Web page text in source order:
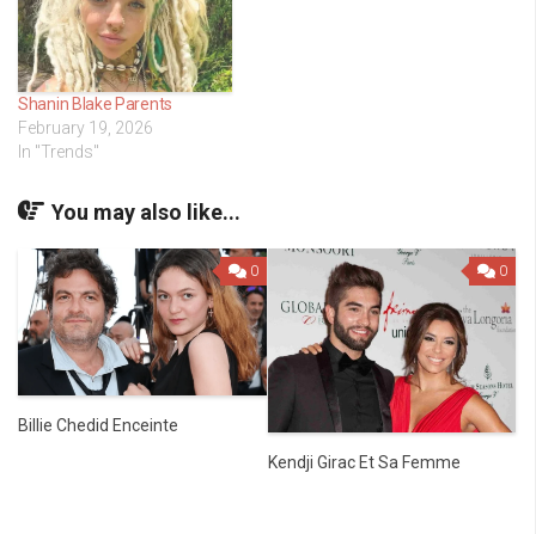
Shanin Blake Parents
February 19, 2026
In "Trends"
You may also like...
0
Billie Chedid Enceinte
0
Kendji Girac Et Sa Femme